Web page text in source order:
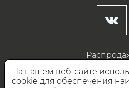
Готовые
На нашем веб-сайте
cookie для обеспечения